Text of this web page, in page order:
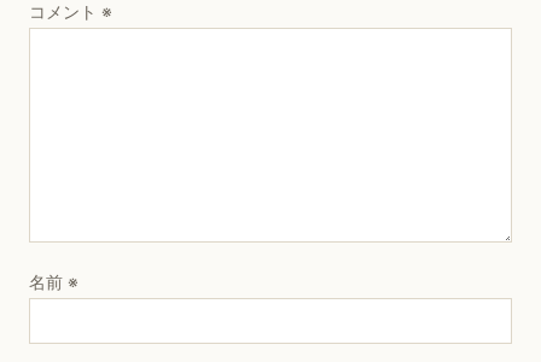
コメント ※
名前 ※